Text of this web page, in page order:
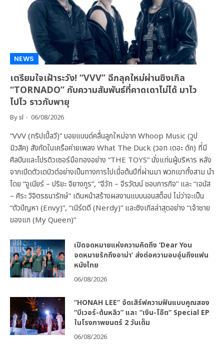
NEWS
เตรียมใจเฝ้าระวัง! “VVV” ฉีกลุคใหม่ผ่านซิงเกิล
“TORNADO” กับความสัมพันธ์ที่คาดเดาไม่ได้ มาไว
ไปไว ราวกับพายุ
Bysl 06/08/2026
“VVV (ทริปเปิ้ลวี)” บอยแบนด์คลื่นลูกใหม่จาก Whoop Music (วูป
มิวสิค) สังกัดในเครือค่ายเพลง What The Duck (วอท เดอะ ดัก) ที่มี
ศิลปินและโปรดิวเซอร์มือทองอย่าง “THE TOYS” นั่งแท่นผู้บริหาร หลัง
จากเปิดตัวเดบิวต์อย่างเป็นทางการไปเมื่อต้นปีที่ผ่านมา พวกเขาทั้งสาม นำ
โดย “จูเนียร์ – ปริยะ จิยางกูร”, “จีวัท – จีรวัฒน์ ชอบการกิจ” และ “เจนัส
– ศิระ วิจิตรธนารักษ์” เดินหน้าสร้างผลงานแบบนอนสต็อป ไม่ว่าจะเป็น
“ตัวปัญหา (Envy)”, “เนิร์ดดี (Nerdy)” และซิงเกิลล่าสุดอย่าง “เจ้าชาย
ของแก (My Queen)”
เปิดจดหมายแห่งความคิดถึง ‘Dear You
จดหมายรักถึงอาม่า’ ส่งต่อความอบอุ่นถึงแฟน
หนังไทย
06/08/2026
“HONAH LEE” จัดเสิร์ฟความฟินแบบคูณสอง
“บีเวอร์-ต้นหลิว” และ “เงิน-โอ๊ต” Special EP
ในโรงภาพยนตร์ 2 วันเต็ม
06/08/2026